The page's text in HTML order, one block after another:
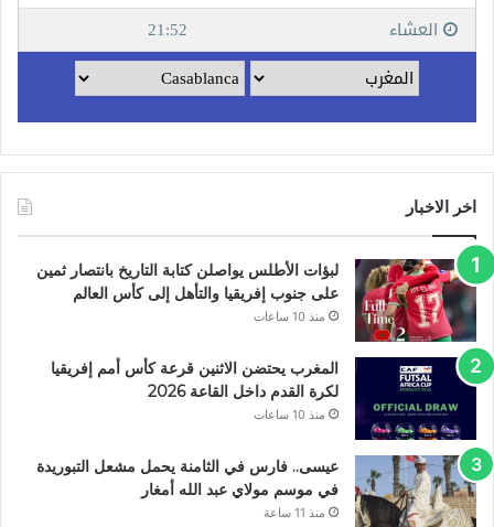
اخر الاخبار
لبؤات الأطلس يواصلن كتابة التاريخ بانتصار ثمين
على جنوب إفريقيا والتأهل إلى كأس العالم
منذ 10 ساعات
المغرب يحتضن الاثنين قرعة كأس أمم إفريقيا
لكرة القدم داخل القاعة 2026
منذ 10 ساعات
عيسى.. فارس في الثامنة يحمل مشعل التبوريدة
في موسم مولاي عبد الله أمغار
منذ 11 ساعة